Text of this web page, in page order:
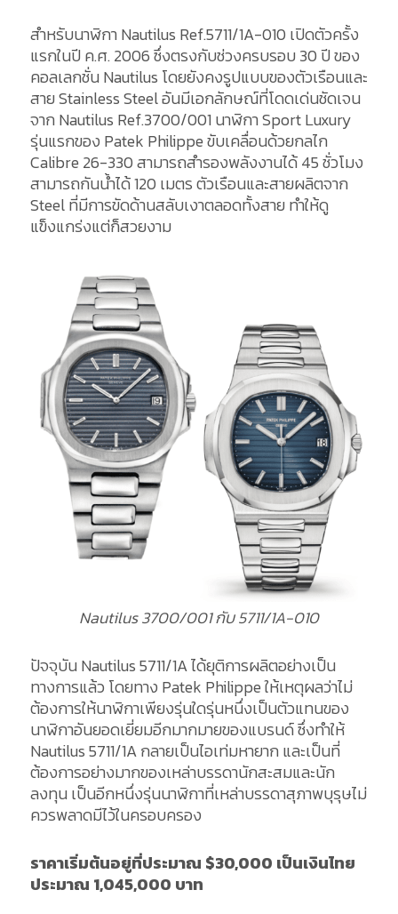
สำหรับนาฬิกา Nautilus Ref.5711/1A-010 เปิดตัวครั้ง
แรกในปี ค.ศ. 2006 ซึ่งตรงกับช่วงครบรอบ 30 ปี ของ
คอลเลกชั่น Nautilus โดยยังคงรูปแบบของตัวเรือนและ
สาย Stainless Steel อันมีเอกลักษณ์ที่โดดเด่นชัดเจน
จาก Nautilus Ref.3700/001 นาฬิกา Sport Luxury
รุ่นแรกของ Patek Philippe ขับเคลื่อนด้วยกลไก
Calibre 26-330 สามารถสำรองพลังงานได้ 45 ชั่วโมง
สามารถกันน้ำได้ 120 เมตร ตัวเรือนและสายผลิตจาก
Steel ที่มีการขัดด้านสลับเงาตลอดทั้งสาย ทำให้ดู
แข็งแกร่งแต่ก็สวยงาม
Nautilus 3700/001 กับ 5711/1A-010
ปัจจุบัน Nautilus 5711/1A ได้ยุติการผลิตอย่างเป็น
ทางการแล้ว โดยทาง Patek Philippe ให้เหตุผลว่าไม่
ต้องการให้นาฬิกาเพียงรุ่นใดรุ่นหนึ่งเป็นตัวแทนของ
นาฬิกาอันยอดเยี่ยมอีกมากมายของแบรนด์ ซึ่งทำให้
Nautilus 5711/1A กลายเป็นไอเท่มหายาก และเป็นที่
ต้องการอย่างมากของเหล่าบรรดานักสะสมและนัก
ลงทุน เป็นอีกหนึ่งรุ่นนาฬิกาที่เหล่าบรรดาสุภาพบุรุษไม่
ควรพลาดมีไว้ในครอบครอง
ราคาเริ่มต้นอยู่ที่ประมาณ $30,000 เป็นเงินไทย
ประมาณ 1,045,000 บาท